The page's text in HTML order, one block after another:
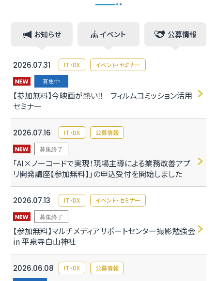
お知らせ イベント 公募情報
2026.07.31 IT・DX イベント・セミナー
募集中
【参加無料】今映画が熱い‼ フィルムコミッション活用
セミナー
2026.07.16 IT・DX 公募情報
募集終了
「AI×ノーコードで実現！現場主導による業務改善アプ
リ開発講座【参加無料】」の申込受付を開始しました
2026.07.13 IT・DX イベント・セミナー
募集終了
【参加無料】マルチメディアサポートセンター撮影勉強会
in 平泉寺白山神社
2026.06.08 IT・DX 公募情報